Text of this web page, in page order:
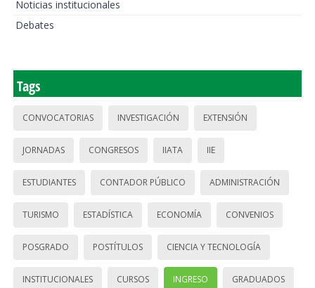
Noticias institucionales
Debates
Tags
CONVOCATORIAS INVESTIGACIÓN EXTENSIÓN
JORNADAS CONGRESOS IIATA IIE
ESTUDIANTES CONTADOR PÚBLICO ADMINISTRACIÓN
TURISMO ESTADÍSTICA ECONOMÍA CONVENIOS
POSGRADO POSTÍTULOS CIENCIA Y TECNOLOGÍA
INSTITUCIONALES CURSOS INGRESO GRADUADOS